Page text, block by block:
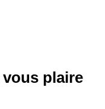
plaire